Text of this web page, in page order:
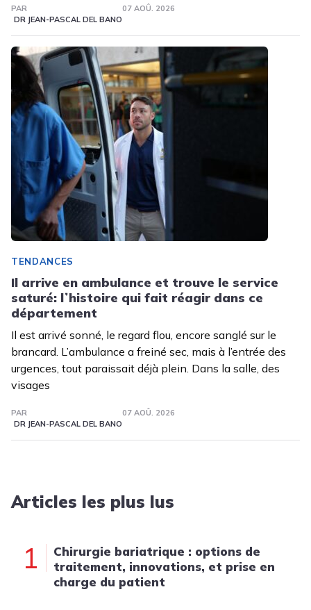
PAR
DR JEAN-PASCAL DEL BANO
07 AOÛ. 2026
TENDANCES
Il arrive en ambulance et trouve le service
saturé: lʼhistoire qui fait réagir dans ce
département
Il est arrivé sonné, le regard flou, encore sanglé sur le
brancard. L’ambulance a freiné sec, mais à l’entrée des
urgences, tout paraissait déjà plein. Dans la salle, des
visages
PAR
DR JEAN-PASCAL DEL BANO
07 AOÛ. 2026
Articles les plus lus
1
Chirurgie bariatrique : options de
traitement, innovations, et prise en
charge du patient